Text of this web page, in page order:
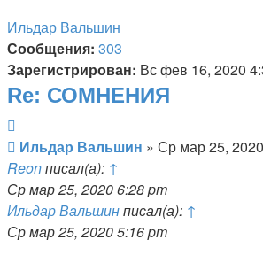
Ильдар Вальшин
Сообщения: 303
Зарегистрирован: Вс фев 16, 2020
Re: СОМНЕНИЯ
Сообщение
Ильдар Вальшин » Ср мар 25,
Reonписал(а): ↑
Ср мар 25, 2020 6:28 pm
Ильдар Вальшинписал(а): ↑
Ср мар 25, 2020 5:16 pm